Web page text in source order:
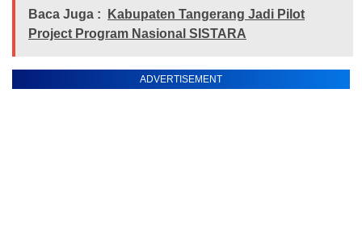
Baca Juga :
Kabupaten Tangerang Jadi Pilot
Project Program Nasional SISTARA
ADVERTISEMENT